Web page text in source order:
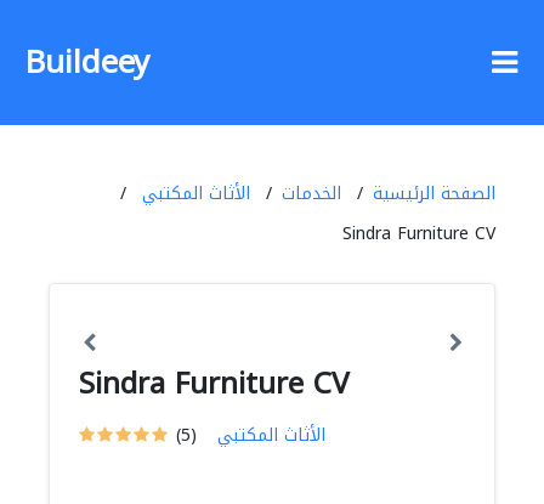
Buildeey
الصفحة الرئيسية الخدمات
الأثاث المكتبي
Sindra Furniture CV
Sindra Furniture CV
(5) الأثاث المكتبي